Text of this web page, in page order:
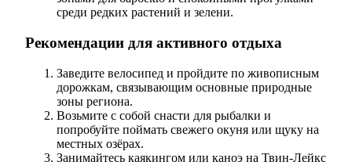
среди редких растений и зелени.
Рекомендации для активного отдыха
Заведите велосипед и пройдите по живописным
дорожкам, связывающим основные природные
зоны региона.
Возьмите с собой снасти для рыбалки и
попробуйте поймать свежего окуня или щуку на
местных озёрах.
Занимайтесь каякингом или каноэ на Твин-Лейкс